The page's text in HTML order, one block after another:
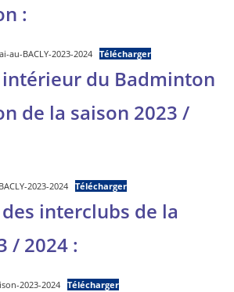
:
au-BACLY-2023-2024 Télécharger
intérieur du Badminton
de la saison 2023 /
2023-2024 Télécharger
interclubs de la
/ 2024 :
2023-2024 Télécharger